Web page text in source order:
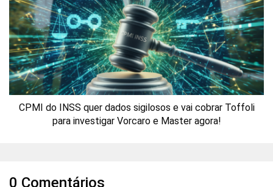
CPMI do INSS quer dados sigilosos e vai cobrar Toffoli
para investigar Vorcaro e Master agora!
0 Comentários